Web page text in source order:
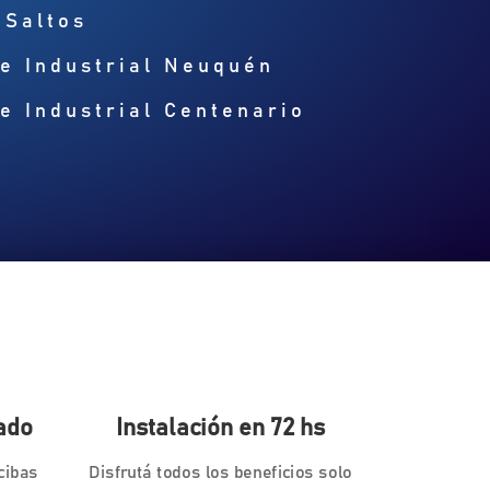
Industrial Neuquén
Industrial Centenario
Instalación en 72 hs
Disfrutá todos los beneficios solo